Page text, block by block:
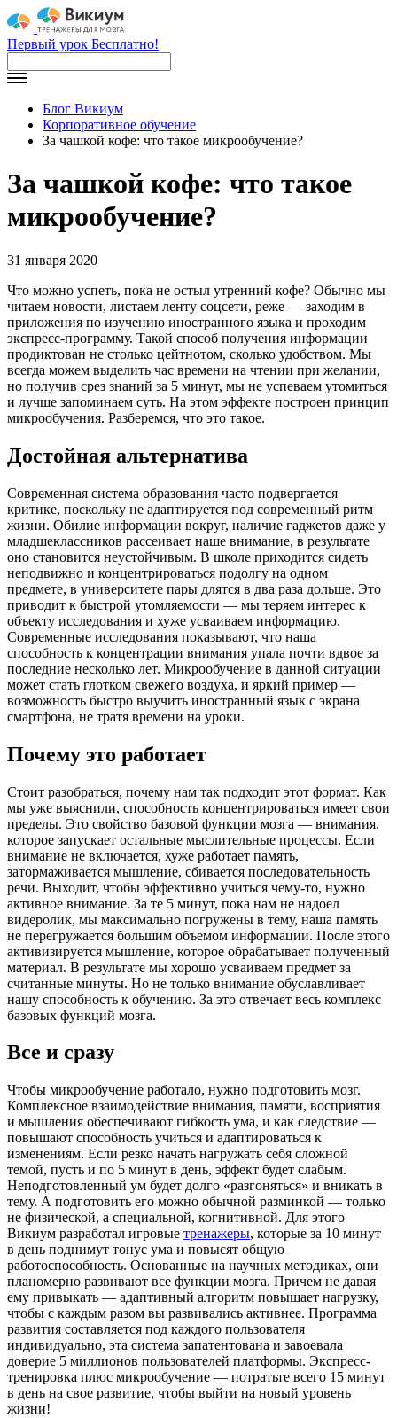
Первый урок Бесплатно!
Блог Викиум
Корпоративное обучение
За чашкой кофе: что такое микрообучение?
За чашкой кофе: что такое
микрообучение?
31 января 2020
Что можно успеть, пока не остыл утренний кофе? Обычно мы
читаем новости, листаем ленту соцсети, реже — заходим в
приложения по изучению иностранного языка и проходим
экспресс-программу. Такой способ получения информации
продиктован не столько цейтнотом, сколько удобством. Мы
всегда можем выделить час времени на чтении при желании,
но получив срез знаний за 5 минут, мы не успеваем утомиться
и лучше запоминаем суть. На этом эффекте построен принцип
микрообучения. Разберемся, что это такое.
Достойная альтернатива
Современная система образования часто подвергается
критике, поскольку не адаптируется под современный ритм
жизни. Обилие информации вокруг, наличие гаджетов даже у
младшеклассников рассеивает наше внимание, в результате
оно становится неустойчивым. В школе приходится сидеть
неподвижно и концентрироваться подолгу на одном
предмете, в университете пары длятся в два раза дольше. Это
приводит к быстрой утомляемости — мы теряем интерес к
объекту исследования и хуже усваиваем информацию.
Современные исследования показывают, что наша
способность к концентрации внимания упала почти вдвое за
последние несколько лет. Микрообучение в данной ситуации
может стать глотком свежего воздуха, и яркий пример —
возможность быстро выучить иностранный язык с экрана
смартфона, не тратя времени на уроки.
Почему это работает
Стоит разобраться, почему нам так подходит этот формат. Как
мы уже выяснили, способность концентрироваться имеет свои
пределы. Это свойство базовой функции мозга — внимания,
которое запускает остальные мыслительные процессы. Если
внимание не включается, хуже работает память,
затормаживается мышление, сбивается последовательность
речи. Выходит, чтобы эффективно учиться чему-то, нужно
активное внимание. За те 5 минут, пока нам не надоел
видеролик, мы максимально погружены в тему, наша память
не перегружается большим объемом информации. После этого
активизируется мышление, которое обрабатывает полученный
материал. В результате мы хорошо усваиваем предмет за
считанные минуты. Но не только внимание обуславливает
нашу способность к обучению. За это отвечает весь комплекс
базовых функций мозга.
Все и сразу
Чтобы микрообучение работало, нужно подготовить мозг.
Комплексное взаимодействие внимания, памяти, восприятия
и мышления обеспечивают гибкость ума, и как следствие —
повышают способность учиться и адаптироваться к
изменениям. Если резко начать нагружать себя сложной
темой, пусть и по 5 минут в день, эффект будет слабым.
Неподготовленный ум будет долго «разгоняться» и вникать в
тему. А подготовить его можно обычной разминкой — только
не физической, а специальной, когнитивной. Для этого
Викиум разработал игровые тренажеры, которые за 10 минут
в день поднимут тонус ума и повысят общую
работоспособность. Основанные на научных методиках, они
планомерно развивают все функции мозга. Причем не давая
ему привыкать — адаптивный алгоритм повышает нагрузку,
чтобы с каждым разом вы развивались активнее. Программа
развития составляется под каждого пользователя
индивидуально, эта система запатентована и завоевала
доверие 5 миллионов пользователей платформы. Экспресс-
тренировка плюс микрообучение — потратьте всего 15 минут
в день на свое развитие, чтобы выйти на новый уровень
жизни!